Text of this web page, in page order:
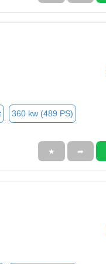
360 kw (489 PS)
★ ➦